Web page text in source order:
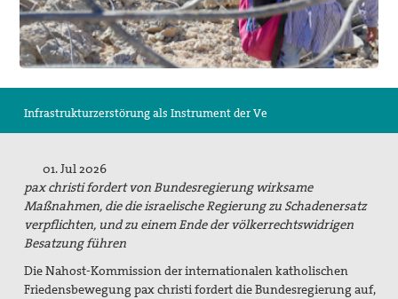
Facebook
Kontakt
Impressum
Suche
Christiane Berg/EAPPI
Infrastrukturzerstörung als Instrument der Ve
01. Jul 2026
pax christi fordert von Bundesregierung wirksame
Maßnahmen, die die israelische Regierung zu Schadenersatz
verpflichten, und zu einem Ende der völkerrechtswidrigen
Besatzung führen
Die Nahost-Kommission der internationalen katholischen
Friedensbewegung pax christi fordert die Bundesregierung auf,